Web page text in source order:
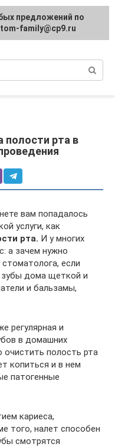
полости рта в
вам попадалось
услуги, как
рта. И у многих
а зачем нужно
если
дома щеткой и
и бальзамы,
регулярная и
в домашних
очистить полость рта
копиться и в нем
патогенные
кариеса,
того, налет способен
смотрятся
предложений по
family@cp9.ru